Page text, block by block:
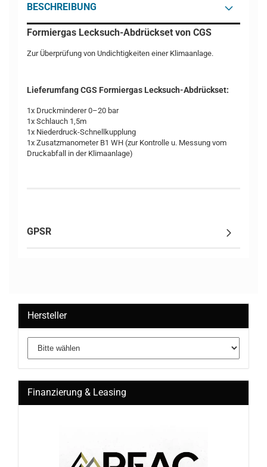
BESCHREIBUNG
Formiergas Lecksuch-Abdrückset von CGS
Zur Überprüfung von Undichtigkeiten einer Klimaanlage.
Lieferumfang CGS Formiergas Lecksuch-Abdrückset:
1x Druckminderer 0–20 bar
1x Schlauch 1,5m
1x Niederdruck-Schnellkupplung
1x Zusatzmanometer B1 WH (zur Kontrolle u. Messung vom
Druckabfall in der Klimaanlage)
GPSR
Hersteller
Finanzierung & Leasing